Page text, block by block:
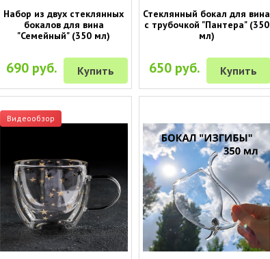
Набор из двух стеклянных
бокалов для вина
"Семейный" (350 мл)
690 руб. Купить
Стеклянный бокал для вина
с трубочкой "Пантера" (350
мл)
650 руб. Купить
Видеообзор